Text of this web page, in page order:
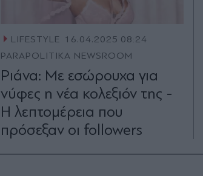
LIFESTYLE 16.04.2025 08:24
PARAPOLITIKA NEWSROOM
Ριάνα: Με εσώρουχα για
νύφες η νέα κολεξιόν της -
Η λεπτομέρεια που
πρόσεξαν οι followers